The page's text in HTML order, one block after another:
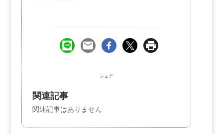
シェア
関連記事
関連記事はありません